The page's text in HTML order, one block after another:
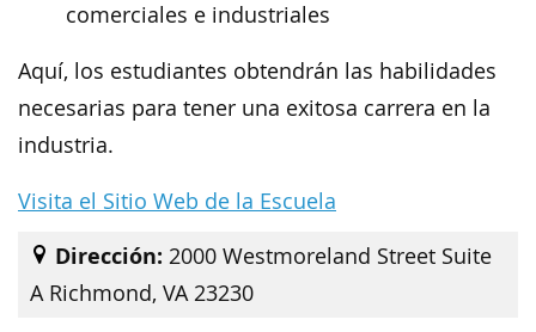
comerciales e industriales
Aquí, los estudiantes obtendrán las habilidades
necesarias para tener una exitosa carrera en la
industria.
Visita el Sitio Web de la Escuela
Dirección: 2000 Westmoreland Street Suite
A Richmond, VA 23230